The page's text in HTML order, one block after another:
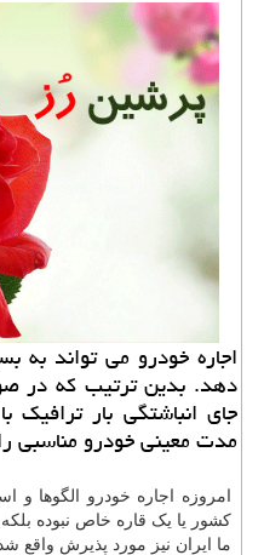
اجاره خودرو می تواند به
دهد. بدین ترتیب كه در
جای انباشتگی بار
مدت معینی خودرو مناسبی
امروزه اجاره خودرو الگوها و
کشور یا یک قاره خاص نبوده
ما ایران نیز مورد پذیرش واقع